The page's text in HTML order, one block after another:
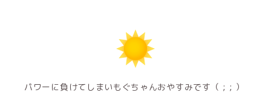
パワーに負けてしまいもぐちゃんおやすみです（ ; ; ）